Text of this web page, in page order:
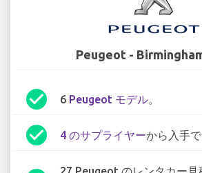
Peugeot -
check_circle 6 Peugeot モデル。
check_circle 4 のサプライヤーから入手で